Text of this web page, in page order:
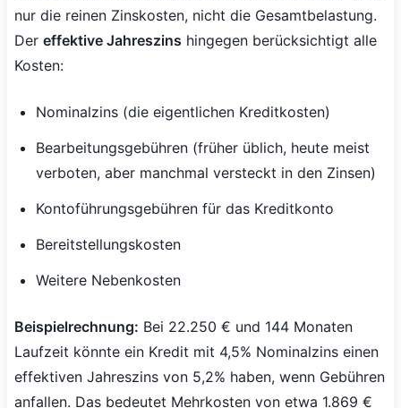
nur die reinen Zinskosten, nicht die Gesamtbelastung.
Der effektive Jahreszins hingegen berücksichtigt alle
Kosten:
Nominalzins (die eigentlichen Kreditkosten)
Bearbeitungsgebühren (früher üblich, heute meist
verboten, aber manchmal versteckt in den Zinsen)
Kontoführungsgebühren für das Kreditkonto
Bereitstellungskosten
Weitere Nebenkosten
Beispielrechnung: Bei 22.250 € und 144 Monaten
Laufzeit könnte ein Kredit mit 4,5% Nominalzins einen
effektiven Jahreszins von 5,2% haben, wenn Gebühren
anfallen. Das bedeutet Mehrkosten von etwa 1.869 €